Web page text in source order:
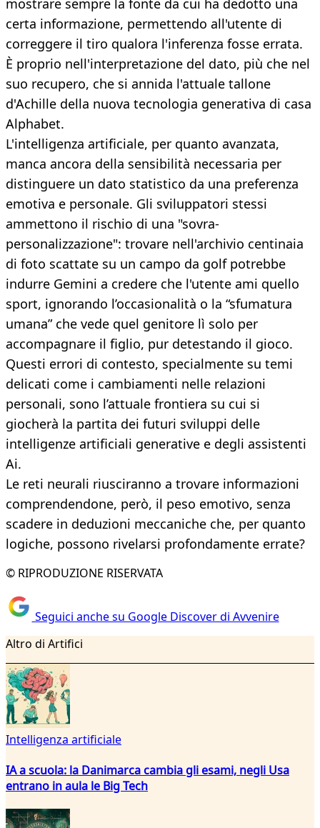
mostrare sempre la fonte da cui ha dedotto una
certa informazione, permettendo all'utente di
correggere il tiro qualora l'inferenza fosse errata.
È proprio nell'interpretazione del dato, più che nel
suo recupero, che si annida l'attuale tallone
d'Achille della nuova tecnologia generativa di casa
Alphabet.
L'intelligenza artificiale, per quanto avanzata,
manca ancora della sensibilità necessaria per
distinguere un dato statistico da una preferenza
emotiva e personale. Gli sviluppatori stessi
ammettono il rischio di una "sovra-
personalizzazione": trovare nell'archivio centinaia
di foto scattate su un campo da golf potrebbe
indurre Gemini a credere che l'utente ami quello
sport, ignorando l’occasionalità o la “sfumatura
umana” che vede quel genitore lì solo per
accompagnare il figlio, pur detestando il gioco.
Questi errori di contesto, specialmente su temi
delicati come i cambiamenti nelle relazioni
personali, sono l’attuale frontiera su cui si
giocherà la partita dei futuri sviluppi delle
intelligenze artificiali generative e degli assistenti
Ai.
Le reti neurali riusciranno a trovare informazioni
comprendendone, però, il peso emotivo, senza
scadere in deduzioni meccaniche che, per quanto
logiche, possono rivelarsi profondamente errate?
© RIPRODUZIONE RISERVATA
Seguici anche su Google Discover di Avvenire
Altro di Artifici
Intelligenza artificiale
IA a scuola: la Danimarca cambia gli esami, negli Usa
entrano in aula le Big Tech